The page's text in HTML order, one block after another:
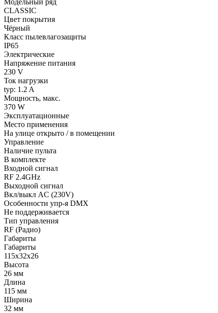
CLASSIC
Цвет покрытия
Чёрный
Класс пылевлагозащиты
IP65
Электрические
Напряжение питания
230 V
Ток нагрузки
typ: 1.2 A
Мощность, макс.
370 W
Эксплуатационные
Место применения
На улице открыто / в помещении
Управление
Наличие пульта
В комплекте
Входной сигнал
RF 2.4GHz
Выходной сигнал
Вкл/выкл AC (230V)
Особенности упр-я DMX
Не поддерживается
Тип управления
RF (Радио)
Габариты
Габариты
115х32х26
Высота
26 мм
Длина
115 мм
Ширина
32 мм